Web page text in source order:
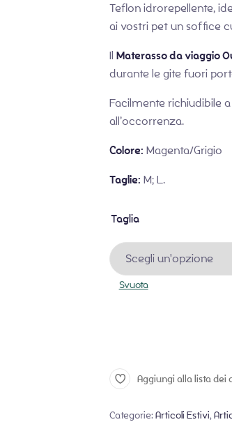
Teflon idrorepellente,
ai vostri pet un soffice
Il Materasso da viaggio
durante le gite fuori
Facilmente richiudibile
all’occorrenza.
Colore: Magenta/Grigio
Taglie: M; L.
Taglia
Svuota
Aggiungi alla lista dei
Categorie: Articoli Estivi,